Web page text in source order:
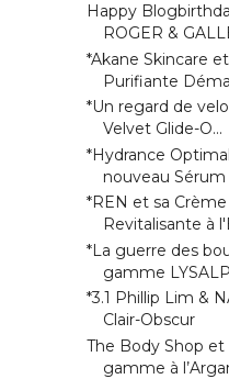
Happy
ROGER &
*Akane Skincare
Purifiante
*Un regard de
Velvet Glide-O...
*Hydrance
nouveau Sérum
*REN et sa
Revitalisante à
*La guerre des
gamme
*3.1 Phillip Lim &
Clair-Obscur
The Body Shop et
gamme à